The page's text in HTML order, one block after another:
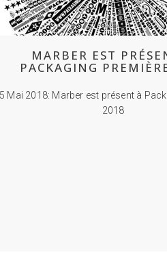
MARBER EST
PACKAGING
Mai 2018: Marber est présent à
2018